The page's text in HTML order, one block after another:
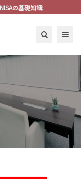
の基礎知識
Toggle